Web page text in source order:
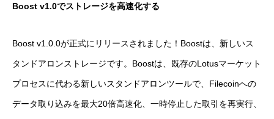
Boost v1.0でストレージを高速化する
Boost v1.0.0が正式にリリースされました！Boostは、新しいス
タンドアロンストレージです。Boostは、既存のLotusマーケット
プロセスに代わる新しいスタンドアロンツールで、Filecoinへの
データ取り込みを最大20倍高速化、一時停止した取引を再実行、